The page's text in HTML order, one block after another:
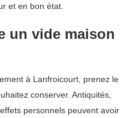
et en bon état.
un vide maison
à Lanfroicourt, prenez le
conserver. Antiquités,
personnels peuvent avoir